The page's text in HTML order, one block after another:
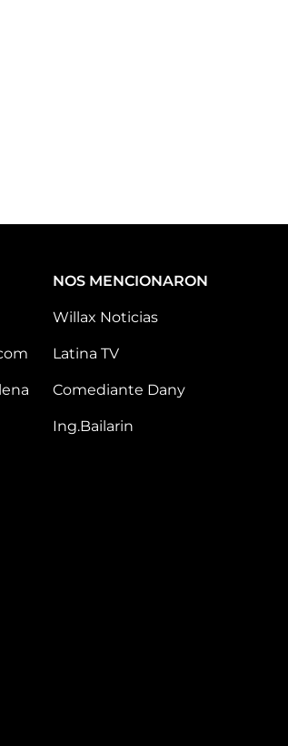
NOS MENCIONARON
Willax Noticias
Latina TV
Comediante Dany
Ing.Bailarin